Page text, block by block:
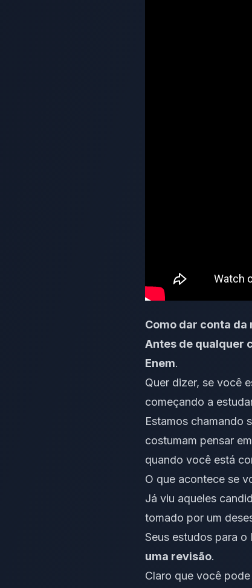
Como dar conta da
Antes de qualquer
Enem.
Quer dizer, se você
começando a
Estamos chamando
costumam pensar
quando você está
O que acontece se
Já viu aqueles
tomado por um
Seus estudos para o
uma revisão.
Claro que você